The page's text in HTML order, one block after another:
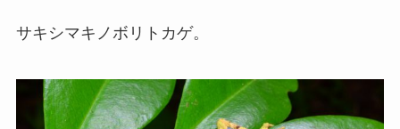
サキシマキノボリトカゲ。